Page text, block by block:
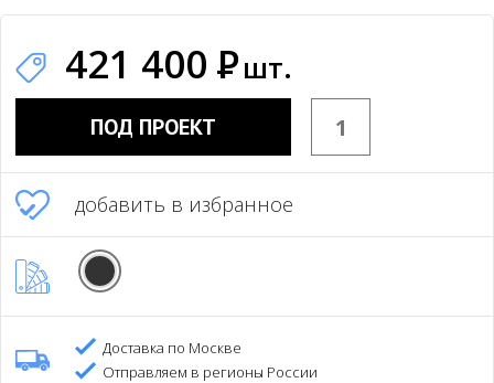
421 400 Ршт.
ПОД ПРОЕКТ
добавить в избранное
Доставка по Москве
Отправляем в регионы России